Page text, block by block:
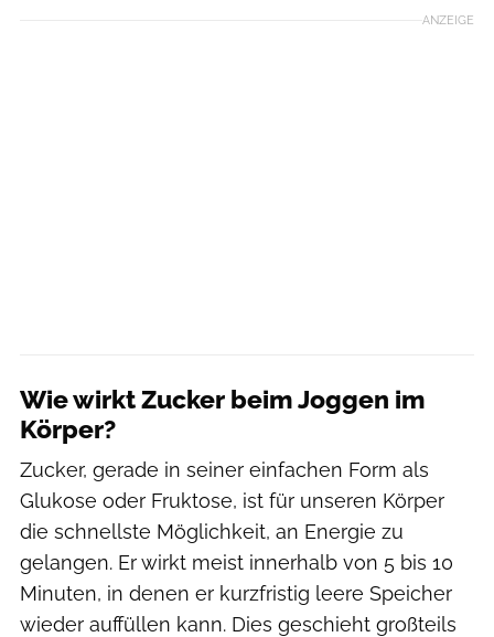
ANZEIGE
Wie wirkt Zucker beim Joggen im
Körper?
Zucker, gerade in seiner einfachen Form als
Glukose oder Fruktose, ist für unseren Körper
die schnellste Möglichkeit, an Energie zu
gelangen. Er wirkt meist innerhalb von 5 bis 10
Minuten, in denen er kurzfristig leere Speicher
wieder auffüllen kann. Dies geschieht großteils